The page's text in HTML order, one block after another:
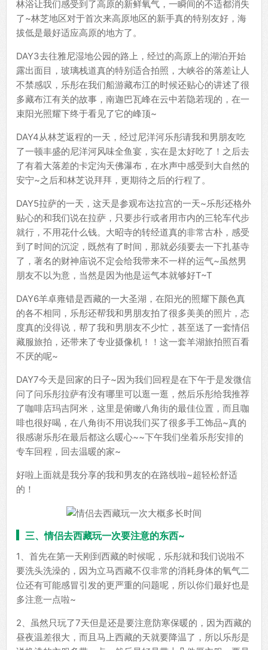
林浴让我们感受到了高原的新鲜氧气，一瞬间的不适都消失
了~林芝地区对于首次来高原地区的新手真的特别友好，海
拔低是最好适应高原的地方了。
DAY3去往雅尼湿地公园的路上，经过的高原上的湖泊开始
露出面目，玻璃栈道真的特别适合拍照，大峡谷的落差让人
不禁感叹，乐彤在我们船游藏布江的时候还贴心的讲述了很
多藏布江有关的故事，南迦巴瓦峰在云中若隐若现的，在一
束阳光照耀下终于看见了它的峰顶~
DAY4从林芝返程的一天，经过尼洋河乐彤请我和男朋友吃
了一顿丰盛的尼洋河风味全鱼宴，实在是太好吃了！之后去
了有着大落差的卡定沟天佛瀑布，在水声中感受到大自然的
安宁~之后和林芝说拜拜，更期待之后的行程了。
DAY5拉萨的一天，这天是参观布达拉宫的一天~乐彤还格外
贴心的和我们说在拉萨，只要步行或者用市内的三轮车代步
就行，不用花什么钱。大昭寺的转经道真的非常古朴，感受
到了时间的沉淀，既然有了时间，那就必须要去一下扎基寺
了，著名的财神庙说不定会给我带来不一样的运气~虽然男
朋友不以为意，当然是因为他是运气本就够好T~T
DAY6羊卓雍错是西藏的一大圣湖，在阳光的照耀下颜色真
的各不相同，乐彤还帮我和男朋友拍了很多美美的照片，态
度真的没得说，帮了我和男朋友不少忙，甚至送了一套情侣
藏服旅拍，还带来了专业摄像机！！这一套羊湖旅拍照百看
不厌的呢~
DAY7今天是回家的日子~因为我们回程是在下午于是发微信
问了问乐彤拉萨有没有哪里可以逛一逛，然后乐彤给我推荐
了咖啡店玛吉阿米，这里是俯瞰八角街的最佳位置，而且咖
啡也很好喝，在八角街不用说我们买了很多手工饰品~真的
很感谢乐彤在最后都这么暖心~~下午我们坐着乐彤安排的
专车回程，回去温暖的家~
好啦上面就是我分享的我和男友的在路线啦~超轻松舒适
的！
三、情侣去西藏玩一次要注意的东西~
1、首先在第一天刚到西藏的时候呢，乐彤就和我们说啦不
要洗头洗澡的，因为立马西藏不仅非常的消耗身体的氧气二
位还有可能感冒引发的更严重的问题呢，所以你们最好也是
多注意一点啦~
2、虽然只玩了7天但是还是要注意防寒保暖的，因为西藏的
昼夜温差很大，而且马上西藏的天就要降温了，所以乐彤是